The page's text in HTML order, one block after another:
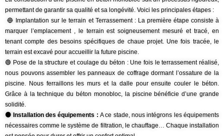
permettant de garantir sa qualité et sa longévité. Voici les principales étapes :
🔵 Implantation sur le terrain et Terrassement : La première étape consiste à
marquer l’emplacement , le terrain est soigneusement mesuré et tracé, en
tenant compte des besoins spécifiques de chaue projet. Une fois tracée, le
terrain est excavé pour accueillir la future piscine.
🟢 Pose de la structure et coulage du béton : Une fois le terrassement réalisé,
nous pouvons assembler les panneaux de coffrage dormant l’ossature de la
piscine. Nous ferraillons les murs et la dalle pour ensuite couler le béton.
Grâce à la technique du béton monobloc, la piscine bénéficie d’une grande
solidité.
🟠 Installation des équipements : A ce stade, nous intégrons les équipements
nécessaires comme le système de filtration, le chauffage… Chaque installation